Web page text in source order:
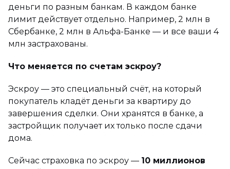
деньги по разным банкам. В каждом банке
лимит действует отдельно. Например, 2 млн в
Сбербанке, 2 млн в Альфа-Банке — и все ваши 4
млн застрахованы.
Что меняется по счетам эскроу?
Эскроу — это специальный счёт, на который
покупатель кладёт деньги за квартиру до
завершения сделки. Они хранятся в банке, а
застройщик получает их только после сдачи
дома.
Сейчас страховка по эскроу — 10 миллионов